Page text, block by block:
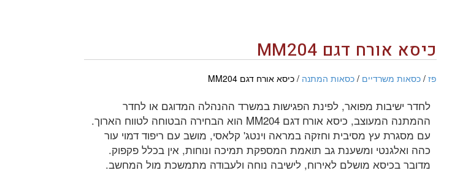
כיסא אורח דגם MM204
פז / כסאות משרדיים / כסאות המתנה / כיסא אורח דגם MM204
לחדר ישיבות מפואר, לפינת הפגישות במשרד ההנהלה המדוגם או לחדר
ההמתנה המעוצב, כיסא אורח דגם MM204 הוא הבחירה הבטוחה לטווח הארוך.
עם מסגרת עץ מסיבית וחזקה במראה וינטג' קלאסי, מושב עם ריפוד דמוי עור
כהה ואלגנטי ומשענת גב תואמת המספקת תמיכה ונוחות, אין בכלל פקפוק.
מדובר בכיסא מושלם לאירוח, לישיבה נוחה ולעבודה מתמשכת מול המחשב.